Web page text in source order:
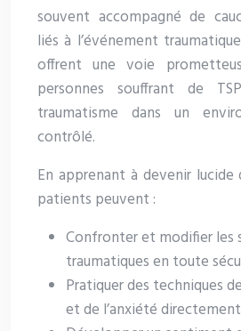
souvent accompagné de
liés à l’événement
offrent une voie
personnes souffrant de
traumatisme dans un
contrôlé.
En apprenant à devenir lucide
patients peuvent :
Confronter et modifier les
traumatiques en toute
Pratiquer des techniques
et de l’anxiété